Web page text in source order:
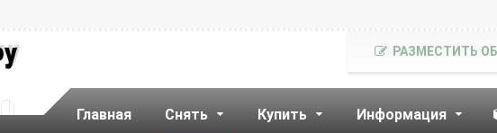
Главная Снять Купить Информация
РАЗМЕСТИТЬ